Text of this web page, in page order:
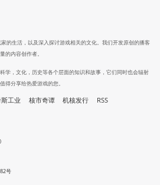
的生活，以及深入探讨游戏相关的文化。我们开发原创的播客
的内容创作者。
学，文化，历史等各个层面的知识和故事，它们同时也会辐射
得分享给热爱游戏的您。
工业 核市奇谭 机核发行 RSS
号